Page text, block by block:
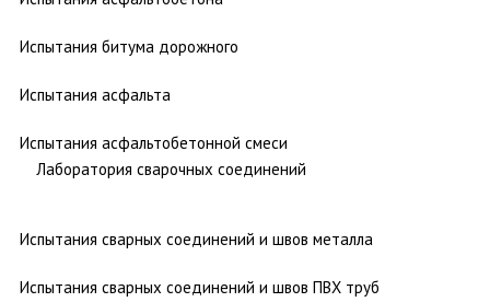
Испытания битума дорожного
Испытания асфальта
Испытания асфальтобетонной смеси
Лаборатория сварочных соединений
Испытания сварных соединений и швов металла
Испытания сварных соединений и швов ПВХ труб